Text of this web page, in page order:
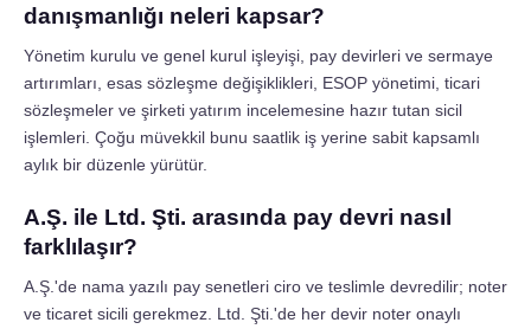
danışmanlığı neleri kapsar?
Yönetim kurulu ve genel kurul işleyişi, pay devirleri ve sermaye
artırımları, esas sözleşme değişiklikleri, ESOP yönetimi, ticari
sözleşmeler ve şirketi yatırım incelemesine hazır tutan sicil
işlemleri. Çoğu müvekkil bunu saatlik iş yerine sabit kapsamlı
aylık bir düzenle yürütür.
A.Ş. ile Ltd. Şti. arasında pay devri nasıl
farklılaşır?
A.Ş.'de nama yazılı pay senetleri ciro ve teslimle devredilir; noter
ve ticaret sicili gerekmez. Ltd. Şti.'de her devir noter onaylı